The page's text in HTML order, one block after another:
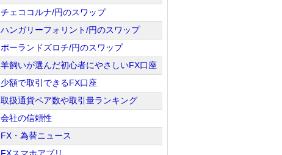
チェココルナ/円のスワップ
ハンガリーフォリント/円のスワップ
ポーランドズロチ/円のスワップ
羊飼いが選んだ初心者にやさしいFX口座
少額で取引できるFX口座
取扱通貨ペア数や取引量ランキング
会社の信頼性
FX・為替ニュース